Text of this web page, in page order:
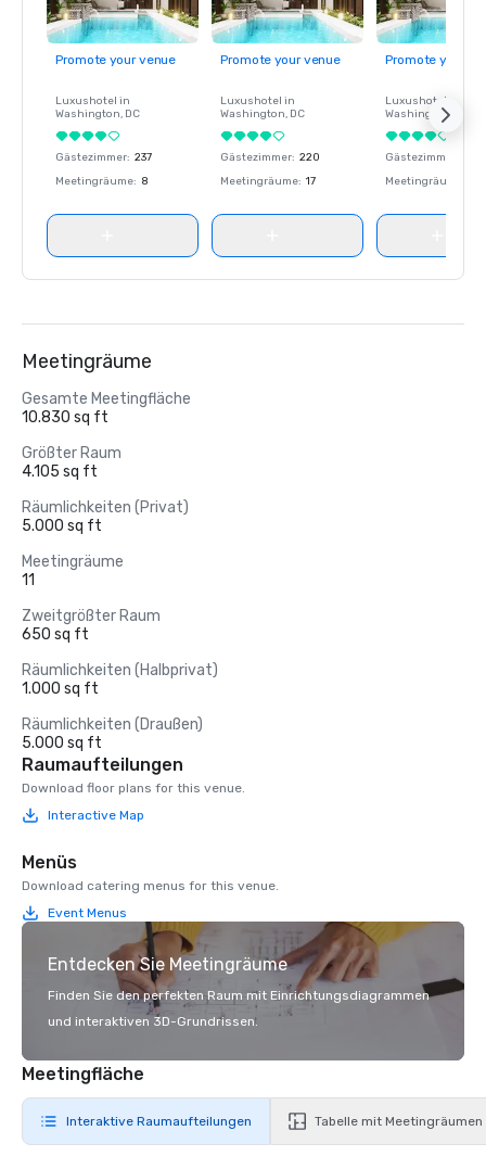
Promote your venue
Luxushotel in
Washington, DC
Gästezimmer: 237
Meetingräume: 8
Promote your venue
Luxushotel in
Washington, DC
Gästezimmer: 220
Meetingräume: 17
Promote your
Luxushotel in
Washington
Gästezimmer
Meetingräume
Meetingräume
Gesamte Meetingfläche
10.830 sq ft
Größter Raum
4.105 sq ft
Räumlichkeiten (Privat)
5.000 sq ft
Meetingräume
11
Zweitgrößter Raum
650 sq ft
Räumlichkeiten (Halbprivat)
1.000 sq ft
Räumlichkeiten (Draußen)
5.000 sq ft
Raumaufteilungen
Download floor plans for this venue.
Interactive Map
Menüs
Download catering menus for this venue.
Event Menus
Entdecken Sie Meetingräume
Finden Sie den perfekten Raum mit Einrichtungsdiagrammen
und interaktiven 3D-Grundrissen.
Meetingfläche
Interaktive Raumaufteilungen Tabelle mit Meetingräumen